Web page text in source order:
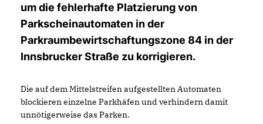
um die fehlerhafte Platzierung von
Parkscheinautomaten in der
Parkraumbewirtschaftungszone 84 in der
Innsbrucker Straße zu korrigieren.
Die auf dem Mittelstreifen aufgestellten Automaten
blockieren einzelne Parkhäfen und verhindern damit
unnötigerweise das Parken.